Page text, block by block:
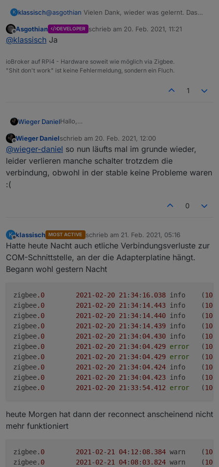
K klassisch@asgothian Vielen Dank, wieder was gelernt. Das
bzw. benötige keine oder nur eine kurze delay nach
dem Setzen?
Offline
Asgothian DEVELOPER schrieb am 20. Feb. 2021, 11:21
zuletzt editiert von
@klassisch Ja
ioBroker auf RPi4 - Hardware soweit wie möglich via Zigbee.
"Shit don't work" ist keine Fehlermeldung, sondern ein Fluch.
1
Wieger DanielHallo,
Mein setup: Mini PC mit Proxmox, iobroker in
ner VM, CC26XXX Board
Alle Adapter und das System selbst aktuell.
Da der SOnoff Mini in der Stable Version als ???
angezeigt wurde und somit nicht erkant wurde,
Der Sonof wird erkannt.
Sonof kam dazu!) sind nun einige meiner
mehr erreichbar.
Die Lampen wurden dort angelernt wo sie jetzt
auch sind. - 1 Lampe ist ungefähr 3m vom
Koordinator entfernt.
Sendequalität ist nicht unbedingt korrekt,
Geräte Orange und rot angezeigt?!
Schalter Katze + Bett sowie die Lampe Katze
liegen nebeneinander. Lampe funktioniert nicht -
nicht erreichbar, Schalter aber schon?
Koordinator
Aromastudio Platzl ist eine Tradfri und liegt
ungefähr 8 Meter NACH der Platzl Licht (ca
14Meter vom Koordinator entfernt) und macht
derzeit keine Problem.. :(
war Kanal 11 mit 10% der beste kanal - alle
Heute nach dem Update habe gar keinen Kanal
mehr unter 70% - in einer 300 Einwohner
Offline
Wieger Danielschrieb am 20. Feb. 2021, 12:00
zuletzt editiert von
@wieger-daniel so nun läufts mal im grunde wieder,
leider verlieren manche schalter trotzdem die
verbindung, obwohl in der stable keine Probleme waren
:(
0
K
Offline
klassisch MOST ACTIVE schrieb am 21. Feb. 2021, 05:16
zuletzt editiert von
Hatte heute Nacht auch etliche Verbindungsverluste zur
COM-Schnittstelle, an der die Adapterplatine hängt.
Begann wohl gestern Nacht
zigbee.0 2021-02-20 21: 34: 16.038
	info	(
zigbee.0 2021-02-20 21: 34: 14.443
	info	(
zigbee.0 2021-02-20 21: 34: 14.440
	info	(
zigbee.0 2021-02-20 21: 34: 14.439
	info	(
zigbee.0 2021-02-20 21: 34: 04.430
	info	(
zigbee.0 2021-02-20 21: 34: 04.429 error
	(
zigbee.0 2021-02-20 21: 34: 04.429 error
	(
zigbee.0 2021-02-20 21: 34: 04.424
	info	(
zigbee.0 2021-02-20 21: 34: 04.423
	info	(
zigbee.0 2021-02-20 21: 33: 54.412 error
	(
heute Morgen hat dann der reconnect anscheinend nicht
mehr funktioniert
zigbee. 0 2021-02-21 04: 12: 08.384
	warn	(
zigbee. 0 2021-02-21 04: 08: 03.824
	warn	(